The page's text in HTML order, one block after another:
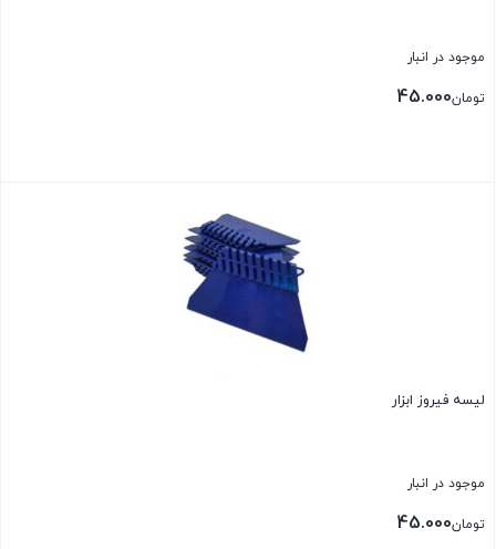
موجود در انبار
تومان45.000
لیسه فیروز ابزار
موجود در انبار
تومان45.000